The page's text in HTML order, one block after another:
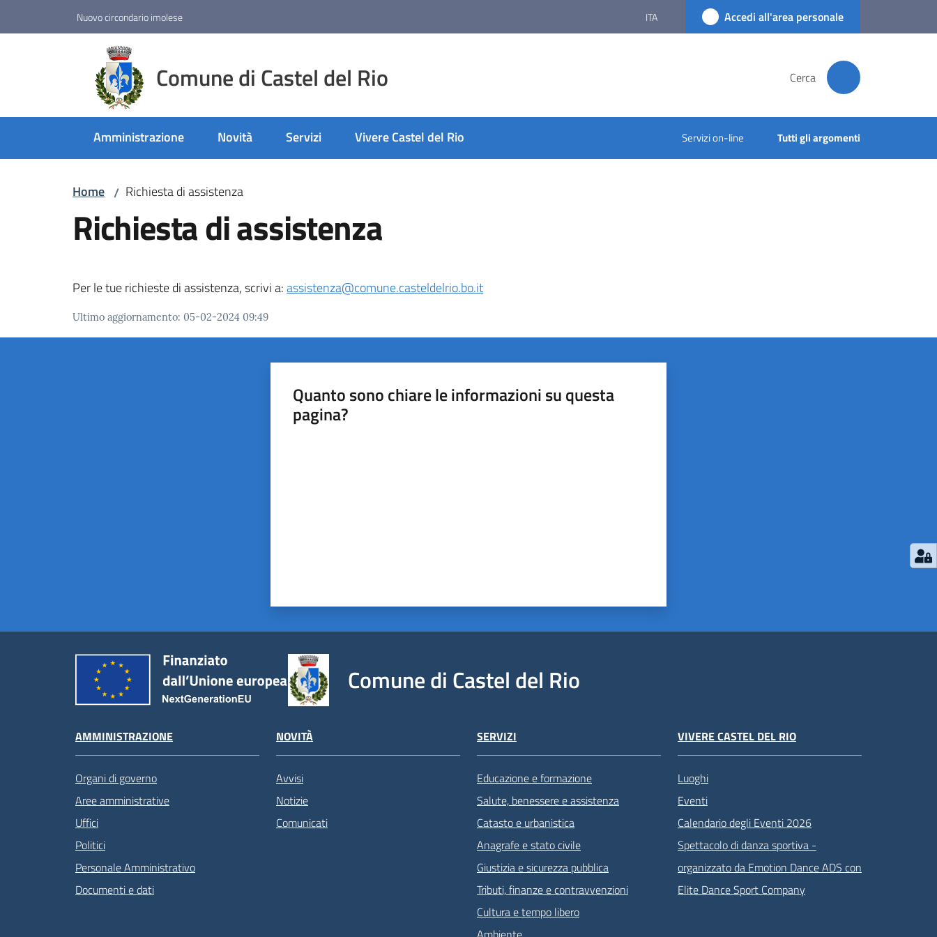
Nuovo circondario imolese ITA Accedi all'area personale
Comune di Castel del Rio Cerca
Amministrazione Novità Servizi Vivere Castel del Rio Servizi on-line Tutti gli argomenti
Home / Richiesta di assistenza
Richiesta di assistenza
Per le tue richieste di assistenza, scrivi a:assistenza@comune.casteldelrio.bo.it
Ultimo aggiornamento: 05-02-2024 09:49
Quanto sono chiare le informazioni su questa
pagina?
Comune di Castel del Rio
AMMINISTRAZIONE
Organi di governo
Aree amministrative
Uffici
Politici
Personale Amministrativo
Documenti e dati
NOVITÀ
Avvisi
Notizie
Comunicati
SERVIZI
Educazione e formazione
Salute, benessere e assistenza
Catasto e urbanistica
Anagrafe e stato civile
Giustizia e sicurezza pubblica
Tributi, finanze e contravvenzioni
Cultura e tempo libero
VIVERE CASTEL DEL RIO
Luoghi
Eventi
Calendario degli Eventi 2026
Spettacolo di danza sportiva -
organizzato da Emotion Dance ADS con
Elite Dance Sport Company